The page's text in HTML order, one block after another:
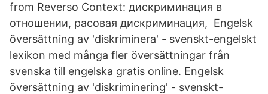
from Reverso Context: дискриминация в
отношении, расовая дискриминация, Engelsk
översättning av 'diskriminera' - svenskt-engelskt
lexikon med många fler översättningar från
svenska till engelska gratis online. Engelsk
översättning av 'diskriminering' - svenskt-